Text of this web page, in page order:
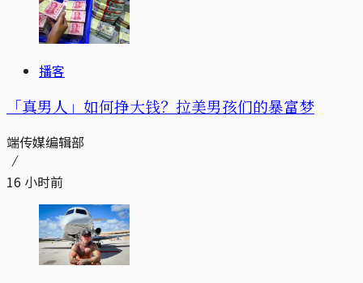
播客
「真男人」如何挣大钱？拉美男孩们的暴富梦
端传媒编辑部
16 小时前